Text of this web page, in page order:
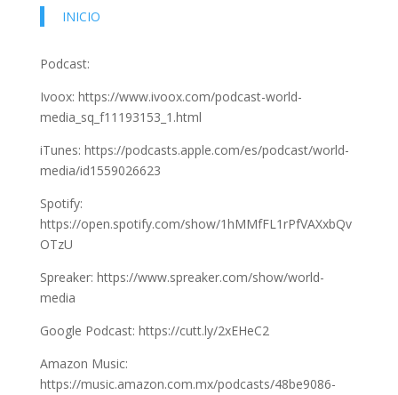
INICIO
Podcast:
Ivoox: https://www.ivoox.com/podcast-world-
media_sq_f11193153_1.html
iTunes: https://podcasts.apple.com/es/podcast/world-
media/id1559026623
Spotify:
https://open.spotify.com/show/1hMMfFL1rPfVAXxbQv
OTzU
Spreaker: https://www.spreaker.com/show/world-
media
Google Podcast: https://cutt.ly/2xEHeC2
Amazon Music:
https://music.amazon.com.mx/podcasts/48be9086-